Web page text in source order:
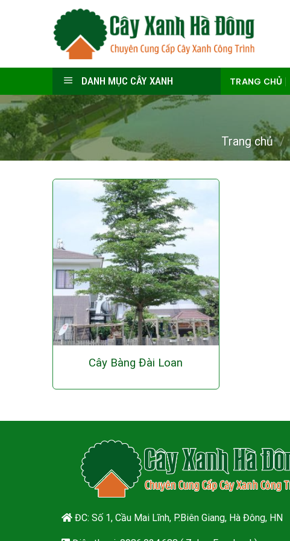
DANH MỤC CÂY XANH TRANG CHỦ
Trang chủ /
Cây Bàng Đài Loan
ĐC: Số 1, Cầu Mai Lĩnh, P.Biên Giang, Hà Đông, HN